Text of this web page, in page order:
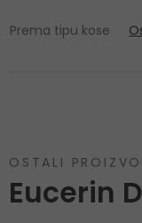
Prema tipu kose
OSTALI
Eucerin